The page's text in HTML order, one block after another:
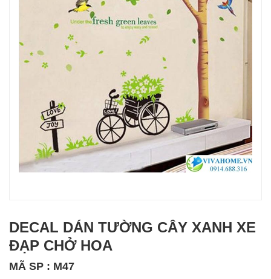
DECAL DÁN TƯỜNG CÂY XANH XE
ĐẠP CHỞ HOA
MÃ SP : M47